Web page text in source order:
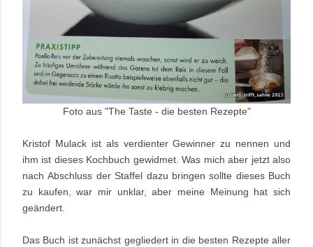
Foto aus "The Taste - die besten Rezepte"
Kristof Mulack ist als verdienter Gewinner zu nennen und
ihm ist dieses Kochbuch gewidmet.Was mich aber jetzt also
nach Abschluss der Staffel dazu bringen sollte dieses Buch
zu kaufen, war mir unklar, aber meine Meinung hat sich
geändert.
Das Buch ist zunächst gegliedert in die besten Rezepte aller